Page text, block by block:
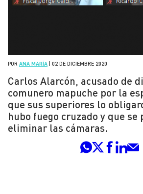
POR ANA MARÍA 02 DE DICIEMBRE 2020
Carlos Alarcón, acusado de
comunero mapuche por la
que sus superiores lo
hubo fuego cruzado y que se
eliminar las cámaras.